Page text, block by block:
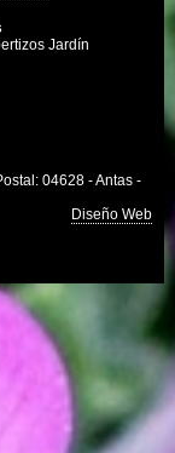
Jardín
04628 - Antas -
Diseño Web